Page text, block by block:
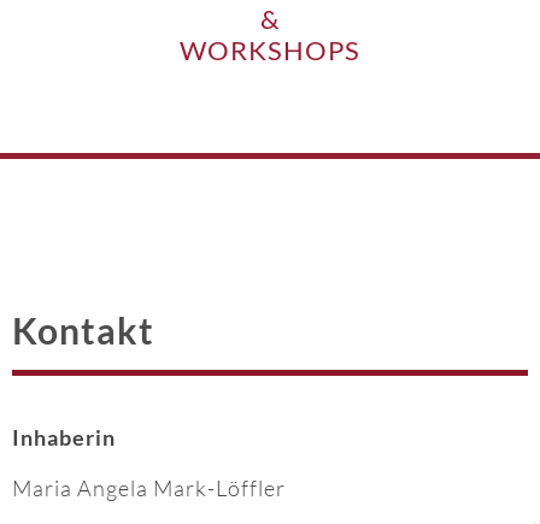
&
WORKSHOPS
Kontakt
Inhaberin
Maria Angela Mark-Löffler